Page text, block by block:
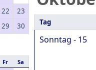
22
23
29 30
Fr Sa
Tag
Sonntag - 15